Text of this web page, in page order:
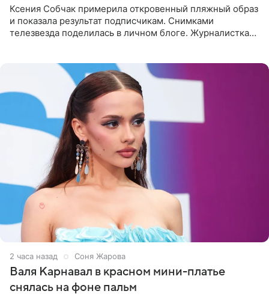
Ксения Собчак примерила откровенный пляжный образ
и показала результат подписчикам. Снимками
телезвезда поделилась в личном блоге. Журналистка
2 часа назад Соня Жарова
Валя Карнавал в красном мини-платье
снялась на фоне пальм